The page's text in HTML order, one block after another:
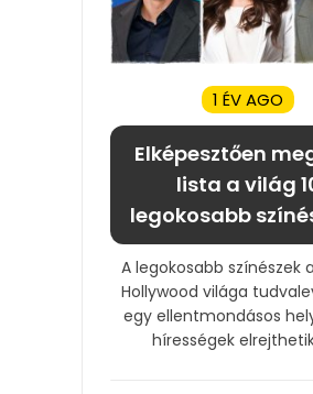
1 ÉV AGO
Elképesztően
lista a világ
legokosabb
A legokosabb színészek
Hollywood világa
egy ellentmondásos
hírességek